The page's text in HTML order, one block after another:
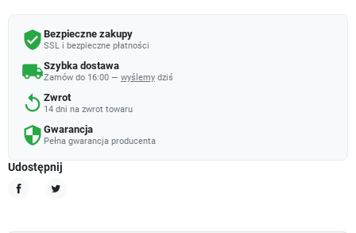
verified_user Bezpieczne zakupy
SSL i bezpieczne płatności
local_shippingSzybka dostawa
Zamów do 16:00 — wyślemy dziś
replay Zwrot
14 dni na zwrot towaru
security Gwarancja
Pełna gwarancja producenta
Udostępnij